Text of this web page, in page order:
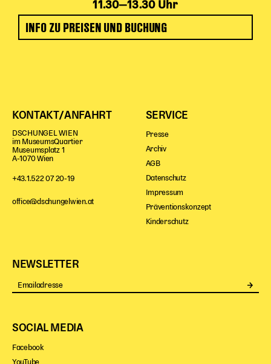
11.30‒13.30 Uhr
INFO ZU PREISEN UND BUCHUNG
KONTAKT/ANFAHRT
DSCHUNGEL WIEN
im MuseumsQuartier
Museumsplatz 1
A-1070 Wien
+43.1.522 07 20-19
office@dschungelwien.at
SERVICE
Presse
Archiv
AGB
Datenschutz
Impressum
Präventionskonzept
Kinderschutz
NEWSLETTER
SOCIAL MEDIA
Facebook
YouTube